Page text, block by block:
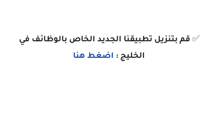
✅ قم بتنزيل تطبيقنا الجديد الخاص بالوظائف في
الخليج : اضغط هنا